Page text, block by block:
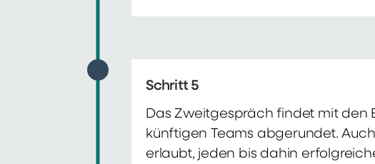
Schritt 5
Das Zweitgespräch findet mit den
künftigen Teams abgerundet.
erlaubt, jeden bis dahin